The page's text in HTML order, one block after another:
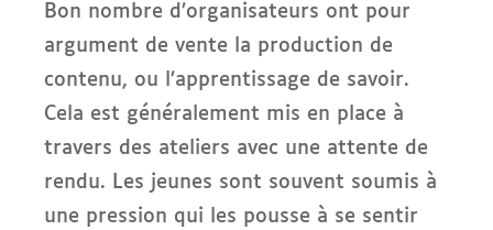
Bon nombre d’organisateurs ont pour
argument de vente la production de
contenu, ou l’apprentissage de savoir.
Cela est généralement mis en place à
travers des ateliers avec une attente de
rendu. Les jeunes sont souvent soumis à
une pression qui les pousse à se sentir